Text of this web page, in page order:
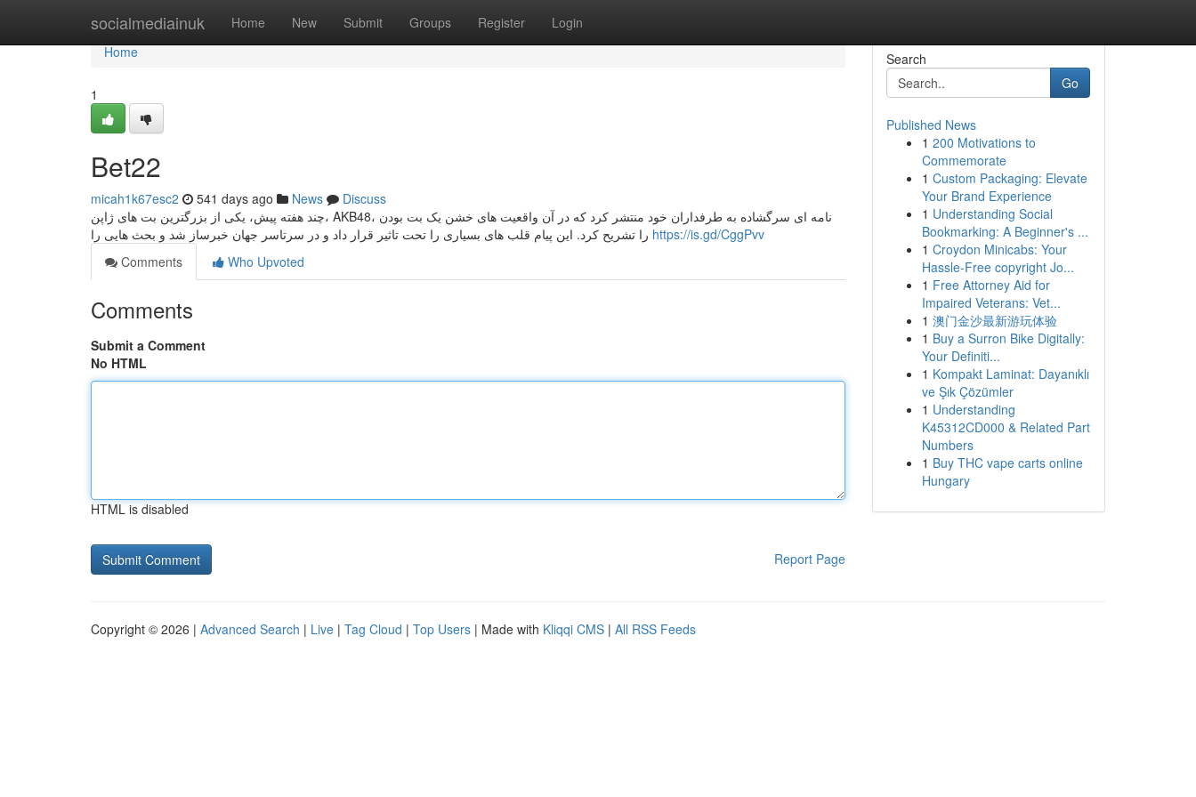
socialmediainuk Home New Submit Groups Register Login
Home
Home
1
Bet22
micah1k67esc2 541 days ago News
Discuss
چند هفته پیش، یکی از بزرگترین بت های ژاپن، AKB48، نامه ای سرگشاده به طرفداران خود منتشر کرد که در آن واقعیت های خشن یک بت بودن
https://is.gd/CggPvv
Comments
Who Upvoted
Comments
Submit a Comment
No HTML
HTML is disabled
Report Page
Search
Go
Published News
1 200 Motivations to
Commemorate
1 Custom Packaging: Elevate
Your Brand Experience
1 Understanding Social
Bookmarking: A Beginner's ...
1 Croydon Minicabs: Your
Hassle-Free copyright Jo...
1 Free Attorney Aid for
Impaired Veterans: Vet...
1 澳门金沙最新游玩体验
1 Buy a Surron Bike Digitally:
Your Definiti...
1 Kompakt Laminat: Dayanıklı
ve Şık Çözümler
1 Understanding
K45312CD000 & Related Part
Numbers
1 Buy THC vape carts online
Hungary
Copyright © 2026 | Advanced Search | Live | Tag Cloud | Top Users | Made with Kliqqi CMS | All RSS Feeds